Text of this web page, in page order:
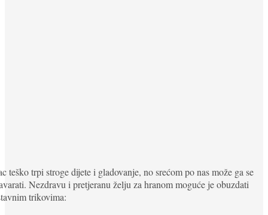
teško trpi stroge dijete i gladovanje, no srećom po nas može ga se
Nezdravu i pretjeranu želju za hranom moguće je obuzdati
trikovima: